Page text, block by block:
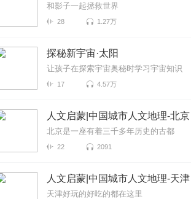
和影子一起拯救世界
28 1.27万
探秘新宇宙·太阳
让孩子在探索宇宙奥秘时学习宇宙知识
17 4.57万
人文启蒙|中国城市人文地理-北京
北京是一座有着三千多年历史的古都
22 2091
人文启蒙|中国城市人文地理-天津
天津好玩的好吃的都在这里